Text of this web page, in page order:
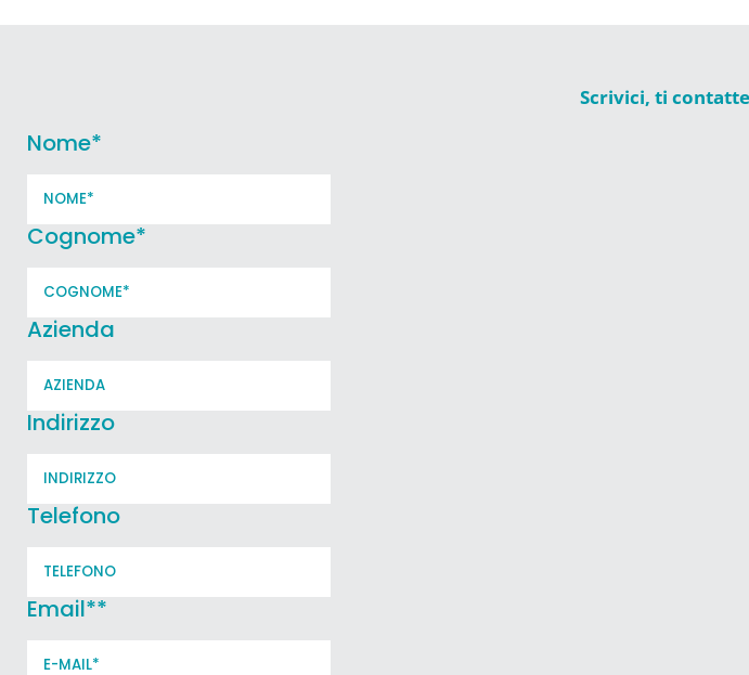
Scrivici, ti
Nome*
Cognome*
Azienda
Indirizzo
Telefono
Email**